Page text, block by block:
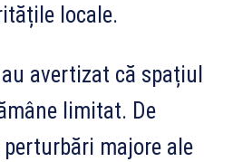
locale.
avertizat că spațiul
limitat. De
majore ale